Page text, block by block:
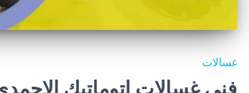
غسالات